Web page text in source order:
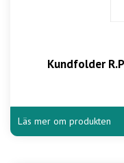
Kundfolder
Läs mer om produkten